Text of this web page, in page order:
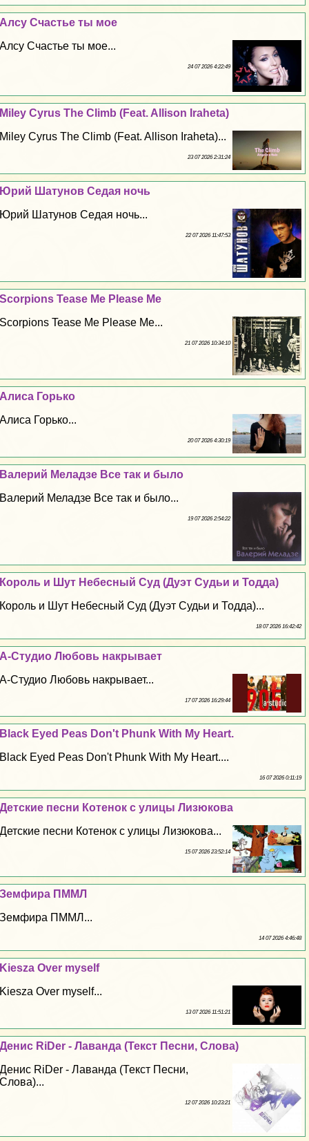
Алсу Счастье ты мое
Алсу Счастье ты мое...
24 07 2026 4:22:49
Miley Cyrus The Climb (Feat. Allison Iraheta)
Miley Cyrus The Climb (Feat. Allison Iraheta)...
23 07 2026 2:31:24
Юрий Шатунов Седая ночь
Юрий Шатунов Седая ночь...
22 07 2026 11:47:53
Scorpions Tease Me Please Me
Scorpions Tease Me Please Me...
21 07 2026 10:34:10
Алиса Горько
Алиса Горько...
20 07 2026 4:30:19
Валерий Меладзе Все так и было
Валерий Меладзе Все так и было...
19 07 2026 2:54:22
Король и Шут Небесный Суд (Дуэт Судьи и Тодда)
Король и Шут Небесный Суд (Дуэт Судьи и Тодда)...
18 07 2026 16:42:42
А-Студио Любовь накрывает
А-Студио Любовь накрывает...
17 07 2026 16:29:44
Black Eyed Peas Don't Phunk With My Heart.
Black Eyed Peas Don't Phunk With My Heart....
16 07 2026 0:11:19
Детские песни Котенок с улицы Лизюкова
Детские песни Котенок с улицы Лизюкова...
15 07 2026 23:52:14
Земфира ПММЛ
Земфира ПММЛ...
14 07 2026 4:46:48
Kiesza Over myself
Kiesza Over myself...
13 07 2026 11:51:21
Денис RiDer - Лаванда (Текст Песни, Слова)
Денис RiDer - Лаванда (Текст Песни,
Слова)...
12 07 2026 10:23:21